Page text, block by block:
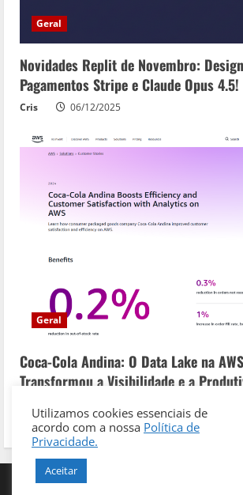
Geral
Novidades Replit de Novembro:
Pagamentos Stripe e Claude Opus 4.5!
Cris 06/12/2025
Geral
Coca-Cola Andina: O Data Lake na
Transformou a Visibilidade e a
Cris 07/11/2025
Copyright - CAPPEI
Utilizamos cookies essenciais de
acordo com a nossa Política de
Privacidade.
Aceitar